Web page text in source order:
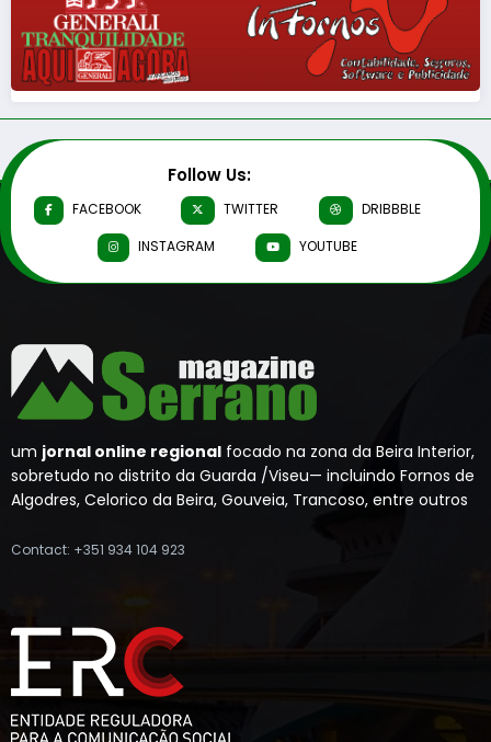
Follow Us:
FACEBOOK TWITTER
DRIBBBLE
INSTAGRAM
YOUTUBE
um jornal online regional focado na zona da Beira Interior,
sobretudo no distrito da Guarda /Viseu— incluindo Fornos de
Algodres, Celorico da Beira, Gouveia, Trancoso, entre outros
Contact: +351 934 104 923